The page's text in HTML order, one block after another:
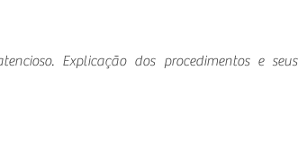
Explicação dos procedimentos e seus